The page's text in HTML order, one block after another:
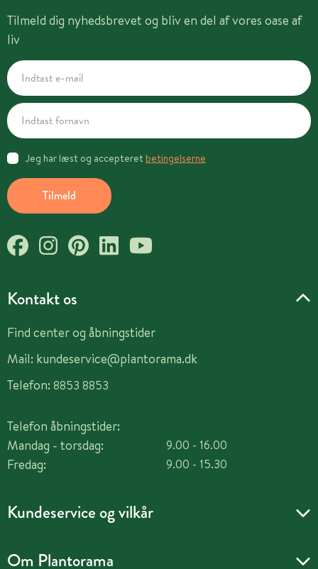
Kontakt os
Find center og åbningstider
Mail: kundeservice@plantorama.dk
Telefon: 8853 8853
Telefon åbningstider:
Mandag - torsdag:
Fredag:
9.00 - 16.00
9.00 - 15.30
Kundeservice og vilkår
Om Plantorama
Tilmeld dig nyhedsbrevet og bliv en del af vores oase af
liv
Tilmeld
Jeg har læst og accepteret betingelserne